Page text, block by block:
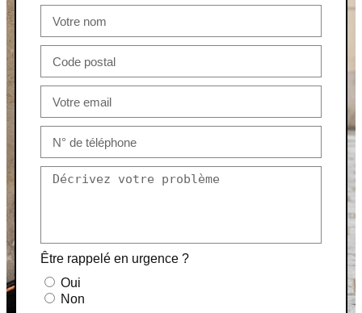
Être rappelé en urgence ?
Oui
Non